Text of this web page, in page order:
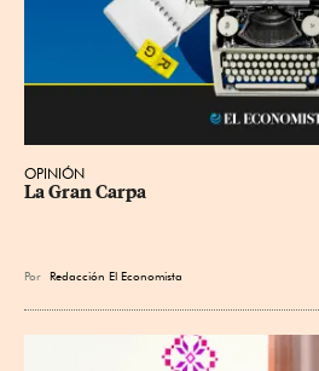
OPINIÓN
La Gran Carpa
Por Redacción El Economista